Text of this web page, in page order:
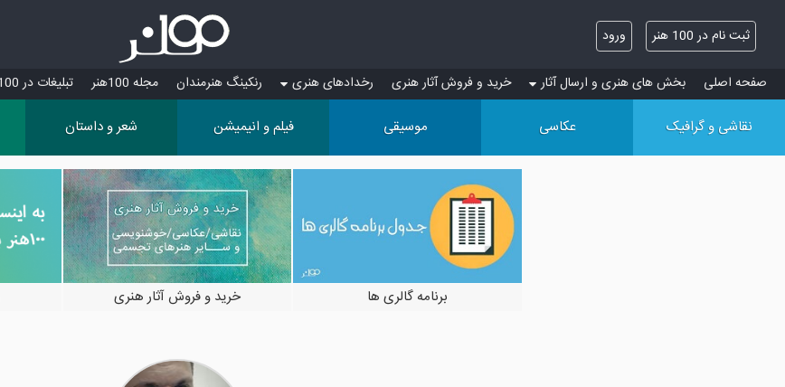
ثبت نام در 100 هنر ورود
صفحه اصلی بخش های هنری و ارسال آثار خرید و فروش آثار هنری رخدادهای هنری رنکینگ هنرمندان مجله 100هنر تبلیغات در 100هنر
نقاشی و گرافیک عکاسی موسیقی فیلم و انیمیشن شعر و داستان
خرید و فروش آثار هنری برنامه گالری ها